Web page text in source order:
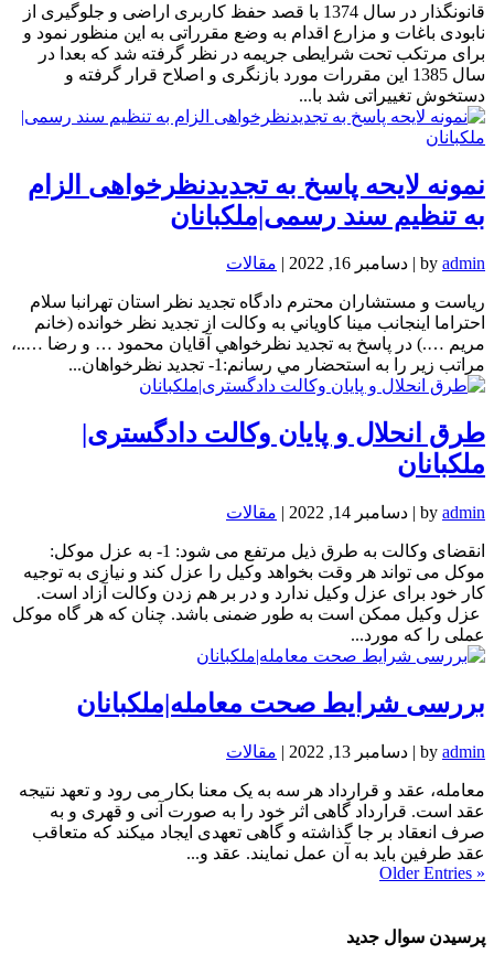
قانونگذار در سال 1374 با قصد حفظ کاربری اراضی و جلوگیری از
نابودی باغات و مزارع اقدام به وضع مقرراتی به این منظور نمود و
برای مرتکب تحت شرایطی جریمه در نظر گرفته شد که بعدا در
سال 1385 این مقررات مورد بازنگری و اصلاح قرار گرفته و
دستخوش تغییراتی شد با...
نمونه لایحه پاسخ به تجدیدنظرخواهی الزام
به تنظیم سند رسمی|ملکبانان
by admin
| دسامبر 16, 2022 | مقالات
رياست و مستشاران محترم دادگاه تجديد نظر استان تهرانبا سلام
احتراما اينجانب مينا كاوياني به وكالت از تجديد نظر خوانده (خانم
مريم ….) در پاسخ به تجديد نظرخواهي آقايان محمود … و رضا …..،
مراتب زير را به استحضار مي رسانم:1- تجديد نظرخواهان...
طرق انحلال و پایان وکالت دادگستری|
ملکبانان
by admin
| دسامبر 14, 2022 | مقالات
انقضای وکالت به طرق ذیل مرتفع می شود: 1- به عزل موکل:
موکل می تواند هر وقت بخواهد وکیل را عزل کند و نیازی به توجیه
کار خود برای عزل وکیل ندارد و در بر هم زدن وکالت آزاد است.
عزل وکیل ممکن است به طور ضمنی باشد. چنان که هر گاه موکل
عملی را که مورد...
بررسی شرایط صحت معامله|ملکبانان
by admin
| دسامبر 13, 2022 | مقالات
معامله، عقد و قرارداد هر سه به یک معنا بکار می رود و تعهد نتیجه
عقد است. قرارداد گاهی اثر خود را به صورت آنی و قهری و به
صرف انعقاد بر جا گذاشته و گاهی تعهدی ایجاد میکند که متعاقب
عقد طرفین باید به آن عمل نمایند. عقد و...
« Older Entries
پرسیدن سوال جدید